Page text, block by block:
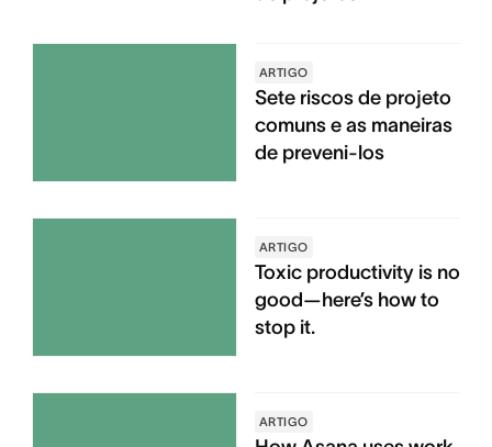
ARTIGO
Sete riscos de projeto
comuns e as maneiras
de preveni-los
ARTIGO
Toxic productivity is no
good—here’s how to
stop it.
ARTIGO